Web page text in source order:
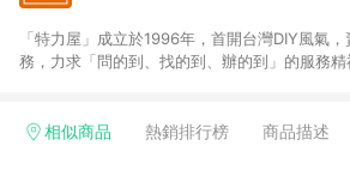
「特力屋」成立於1996年，首開台灣DIY風氣
務，力求「問的到、找的到、辦的到」的服務精
客找到居家修繕、佈置或裝潢時所需；另外，在
相似商品 熱銷排行榜 商品描述